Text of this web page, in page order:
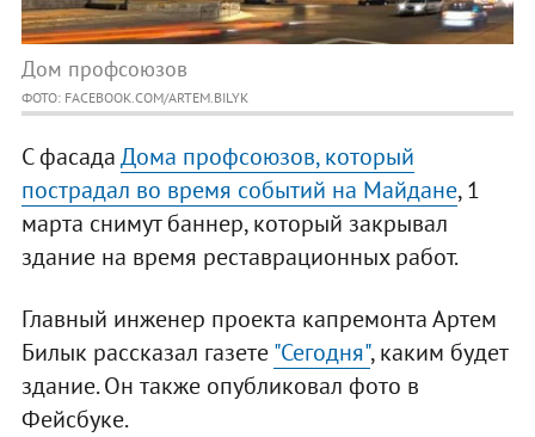
Дом профсоюзов
ФОТО: FACEBOOK.COM/ARTEM.BILYK
С фасадаДома профсоюзов, который
пострадал во время событий на Майдане, 1
марта снимут баннер, который закрывал
здание на время реставрационных работ.
Главный инженер проекта капремонта Артем
Билык рассказал газете"Сегодня", каким будет
здание. Он также опубликовал фото в
Фейсбуке.